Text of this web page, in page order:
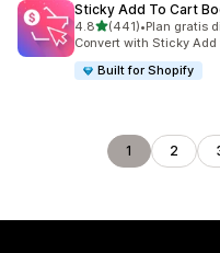
Sticky Add To Cart
4.8de 5 estrellas
(441)
441 reseñas en total
•Plan gratis
Convert with Sticky
Built for Shopify
1 2